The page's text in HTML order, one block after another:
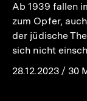
Ab 1939 fallen
zum Opfer,
der jüdische
sich nicht
28.12.2023/ 30